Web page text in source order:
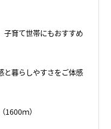
子育て世帯にもおすすめ
と暮らしやすさをご体感
ｍ）